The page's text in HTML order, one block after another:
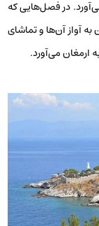
در فصل‌هایی که
آواز آن‌ها و تماشای
ارمغان می‌آورد.